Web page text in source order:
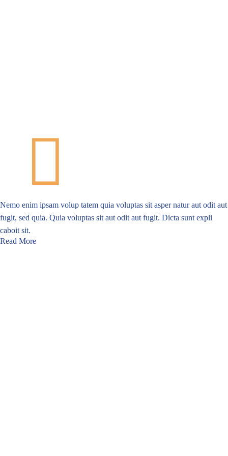
Nemo enim ipsam volup tatem quia voluptas sit asper natur aut odit aut
fugit, sed quia. Quia voluptas sit aut odit aut fugit. Dicta sunt expli
caboit sit.
Read More